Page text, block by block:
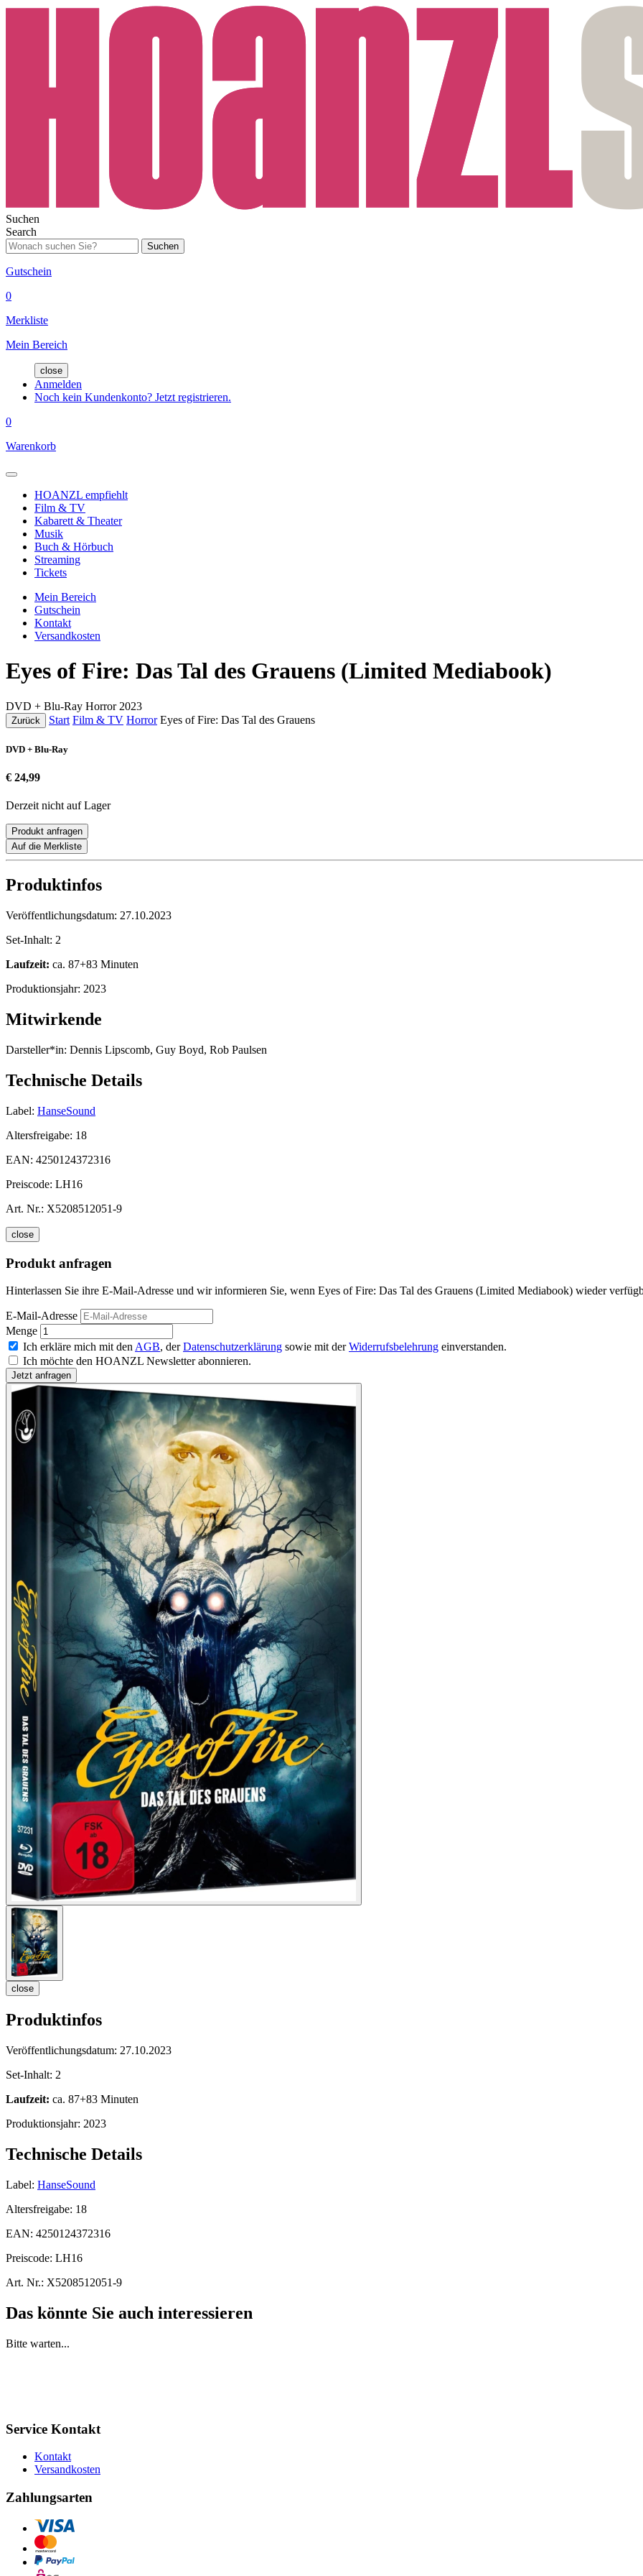
Suchen
Search
Suchen
Gutschein
0
Merkliste
Mein Bereich
close
Anmelden
Noch kein Kundenkonto? Jetzt registrieren.
0
Warenkorb
HOANZL empfiehlt
Film & TV
Kabarett & Theater
Musik
Buch & Hörbuch
Streaming
Tickets
Mein Bereich
Gutschein
Kontakt
Versandkosten
Eyes of Fire: Das Tal des Grauens (Limited Mediabook)
DVD + Blu-Ray Horror 2023
Zurück Start Film & TV Horror Eyes of Fire: Das Tal des Grauens
DVD + Blu-Ray
€ 24,99
Derzeit nicht auf Lager
Produkt anfragen
Auf die Merkliste
Produktinfos
Veröffentlichungsdatum: 27.10.2023
Set-Inhalt: 2
Laufzeit: ca. 87+83 Minuten
Produktionsjahr: 2023
Mitwirkende
Darsteller*in: Dennis Lipscomb, Guy Boyd, Rob Paulsen
Technische Details
Label: HanseSound
Altersfreigabe: 18
EAN: 4250124372316
Preiscode: LH16
Art. Nr.: X5208512051-9
close
Produkt anfragen
Hinterlassen Sie ihre E-Mail-Adresse und wir informieren Sie, wenn Eyes of Fire: Das Tal des Grauens (Limited Mediabook) wieder
E-Mail-Adresse
Menge
Ich erkläre mich mit den AGB, derDatenschutzerklärung sowie mit derWiderrufsbelehrung einverstanden.
Ich möchte den HOANZL Newsletter abonnieren.
close
Produktinfos
Veröffentlichungsdatum: 27.10.2023
Set-Inhalt: 2
Laufzeit: ca. 87+83 Minuten
Produktionsjahr: 2023
Technische Details
Label: HanseSound
Altersfreigabe: 18
EAN: 4250124372316
Preiscode: LH16
Art. Nr.: X5208512051-9
Das könnte Sie auch interessieren
Bitte warten...
Service Kontakt
Kontakt
Versandkosten
Zahlungsarten